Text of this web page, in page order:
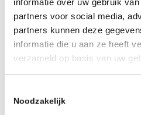
partners voor social media,
partners kunnen deze
informatie die u aan ze heeft
verzameld op basis van uw
Noodzakelijk